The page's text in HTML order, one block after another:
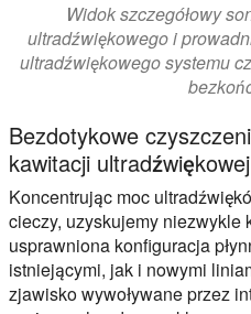
Widok szczegółowy
ultradźwiękowego i
ultradźwiękowego systemu
Bezdotykowe
kawitacji ultradźwiękowej
Koncentrując moc
cieczy, uzyskujemy niezwykle
usprawniona konfiguracja
istniejącymi, jak i nowymi
zjawisko wywoływane przez